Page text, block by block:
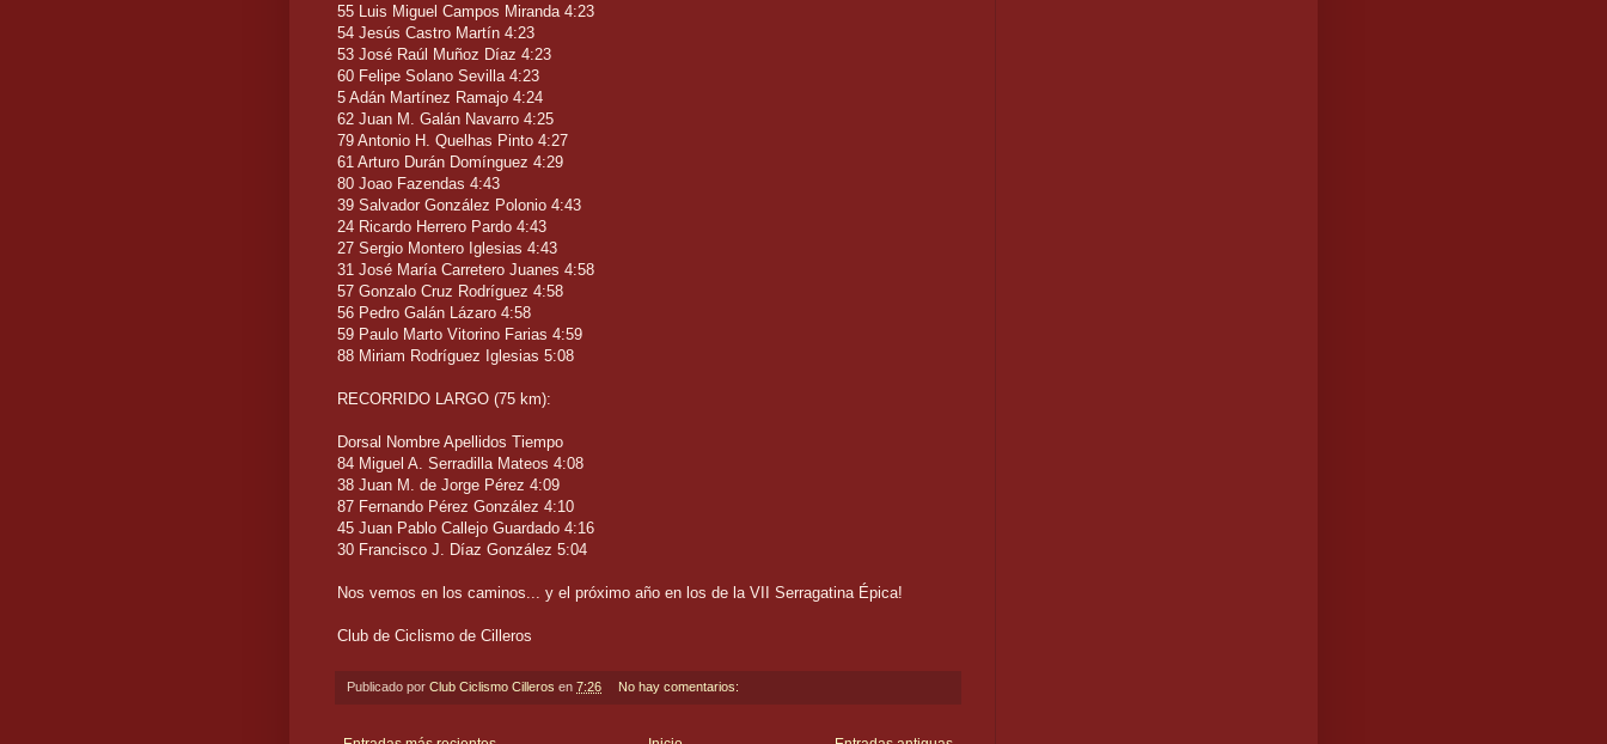
55 Luis Miguel Campos Miranda 4:23
54 Jesús Castro Martín 4:23
53 José Raúl Muñoz Díaz 4:23
60 Felipe Solano Sevilla 4:23
5 Adán Martínez Ramajo 4:24
62 Juan M. Galán Navarro 4:25
79 Antonio H. Quelhas Pinto 4:27
61 Arturo Durán Domínguez 4:29
80 Joao Fazendas 4:43
39 Salvador González Polonio 4:43
24 Ricardo Herrero Pardo 4:43
27 Sergio Montero Iglesias 4:43
31 José María Carretero Juanes 4:58
57 Gonzalo Cruz Rodríguez 4:58
56 Pedro Galán Lázaro 4:58
59 Paulo Marto Vitorino Farias 4:59
88 Miriam Rodríguez Iglesias 5:08
RECORRIDO LARGO (75 km):
Dorsal Nombre Apellidos Tiempo
84 Miguel A. Serradilla Mateos 4:08
38 Juan M. de Jorge Pérez 4:09
87 Fernando Pérez González 4:10
45 Juan Pablo Callejo Guardado 4:16
30 Francisco J. Díaz González 5:04
Nos vemos en los caminos... y el próximo año en los de la VII Serragatina Épica!
Club de Ciclismo de Cilleros
Publicado por Club Ciclismo Cilleros en 7:26 No hay comentarios: